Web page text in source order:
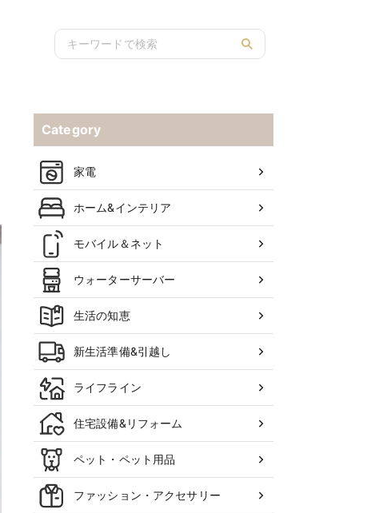
Category
家電
ホーム&インテリア
モバイル＆ネット
ウォーターサーバー
生活の知恵
新生活準備&引越し
ライフライン
住宅設備&リフォーム
ペット・ペット用品
ファッション・アクセサリー